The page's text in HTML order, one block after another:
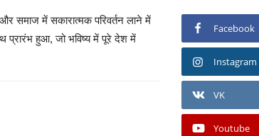
समाज में सकारात्मक परिवर्तन लाने में
प्रारंभ हुआ, जो भविष्य में पूरे देश में
Facebook
Instagram
VK
Youtube